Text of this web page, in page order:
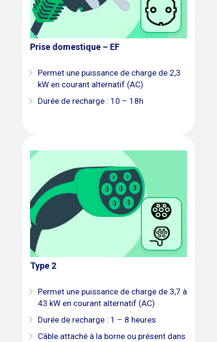
Prise domestique – EF
Permet une puissance de charge de 2,3
kW en courant alternatif (AC)
Durée de recharge : 10 – 18h
Type 2
Permet une puissance de charge de 3,7 à
43 kW en courant alternatif (AC)
Durée de recharge : 1 – 8 heures
Câble attaché à la borne ou présent dans